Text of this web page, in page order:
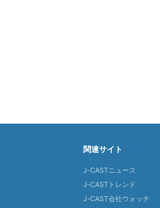
関連サイト
J-CASTニュース
J-CASTトレンド
J-CAST会社ウォッチ